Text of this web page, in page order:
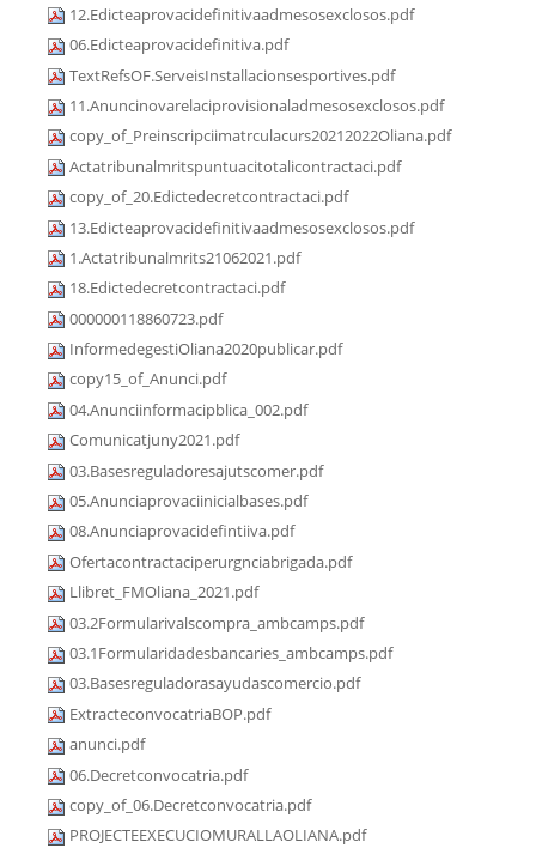
12.Edicteaprovacidefinitivaadmesosexclosos.pdf
06.Edicteaprovacidefinitiva.pdf
TextRefsOF.ServeisInstallacionsesportives.pdf
11.Anuncinovarelaciprovisionaladmesosexclosos.pdf
copy_of_Preinscripciimatrculacurs20212022Oliana.pdf
Actatribunalmritspuntuacitotalicontractaci.pdf
copy_of_20.Edictedecretcontractaci.pdf
13.Edicteaprovacidefinitivaadmesosexclosos.pdf
1.Actatribunalmrits21062021.pdf
18.Edictedecretcontractaci.pdf
000000118860723.pdf
InformedegestiOliana2020publicar.pdf
copy15_of_Anunci.pdf
04.Anunciinformacipblica_002.pdf
Comunicatjuny2021.pdf
03.Basesreguladoresajutscomer.pdf
05.Anunciaprovaciinicialbases.pdf
08.Anunciaprovacidefintiiva.pdf
Ofertacontractaciperurgnciabrigada.pdf
Llibret_FMOliana_2021.pdf
03.2Formularivalscompra_ambcamps.pdf
03.1Formularidadesbancaries_ambcamps.pdf
03.Basesreguladorasayudascomercio.pdf
ExtracteconvocatriaBOP.pdf
anunci.pdf
06.Decretconvocatria.pdf
copy_of_06.Decretconvocatria.pdf
PROJECTEEXECUCIOMURALLAOLIANA.pdf